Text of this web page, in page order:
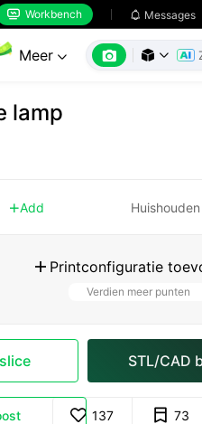
 Workbench  Messages
Meer    
lamp
Add Huishouden
 Printconfiguratie
Verdien meer punten
STL/CAD
137 73